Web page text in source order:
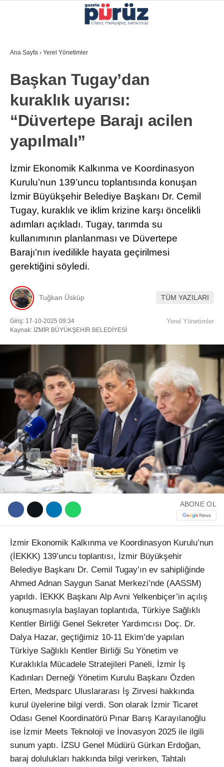
WhatsApp İhbar Hattı
Facebook
Instagram
Youtube
YEREL YÖNETIMLER
GÜNCEL
EKONOMI
POLITIKA
KÜLTÜR-SANAT
DIĞER
Ana Sayfa › Yerel Yönetimler
Başkan Tugay’dan
kuraklık uyarısı:
“Düvertepe Barajı acilen
yapılmalı”
İzmir Ekonomik Kalkınma ve Koordinasyon
Kurulu’nun 139’uncu toplantısında konuşan
İzmir Büyükşehir Belediye Başkanı Dr. Cemil
Tugay, kuraklık ve iklim krizine karşı öncelikli
adımları açıkladı. Tugay, tarımda su
kullanımının planlanması ve Düvertepe
Barajı’nın ivedilikle hayata geçirilmesi
gerektiğini söyledi.
Tuğkan Üsküp TÜM YAZILARI
Giriş: 17-10-2025 09:34
Kaynak: İZMİR BÜYÜKŞEHİR BELEDİYESİ
Yerel Yönetimler
ABONE OL
İzmir Ekonomik Kalkınma ve Koordinasyon Kurulu’nun
(İEKKK) 139’uncu toplantısı, İzmir Büyükşehir
Belediye Başkanı Dr. Cemil Tugay’ın ev sahipliğinde
Ahmed Adnan Saygun Sanat Merkezi’nde (AASSM)
yapıldı. İEKKK Başkanı Alp Avni Yelkenbiçer’in açılış
konuşmasıyla başlayan toplantıda, Türkiye Sağlıklı
Kentler Birliği Genel Sekreter Yardımcısı Doç. Dr.
Dalya Hazar, geçtiğimiz 10-11 Ekim’de yapılan
Türkiye Sağlıklı Kentler Birliği Su Yönetim ve
Kuraklıkla Mücadele Stratejileri Paneli, İzmir İş
Kadınları Derneği Yönetim Kurulu Başkanı Özden
Erten, Medsparc Uluslararası İş Zirvesi hakkında
kurul üyelerine bilgi verdi. Son olarak İzmir Ticaret
Odası Genel Koordinatörü Pınar Barış Karayılanoğlu
ise İzmir Meets Teknoloji ve İnovasyon 2025 ile ilgili
sunum yaptı. İZSU Genel Müdürü Gürkan Erdoğan,
baraj dolulukları hakkında bilgi verirken, Tahtalı